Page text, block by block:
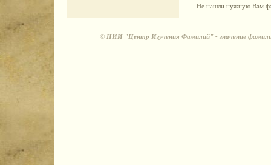
Не нашли нужную Вам
© НИИ "Центр Изучения Фамилий" - значение